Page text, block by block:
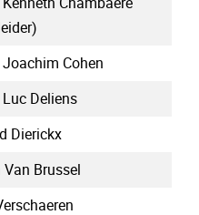
Joachim Cohen
Deliens
Dierickx
Van Brussel